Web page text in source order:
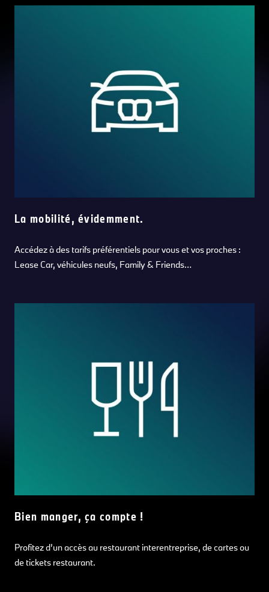
La mobilité, évidemment.
Accédez à des tarifs préférentiels pour vous et vos proches :
Lease Car, véhicules neufs, Family & Friends…
Bien manger, ça compte !
Profitez d’un accès au restaurant interentreprise, de cartes ou
de tickets restaurant.